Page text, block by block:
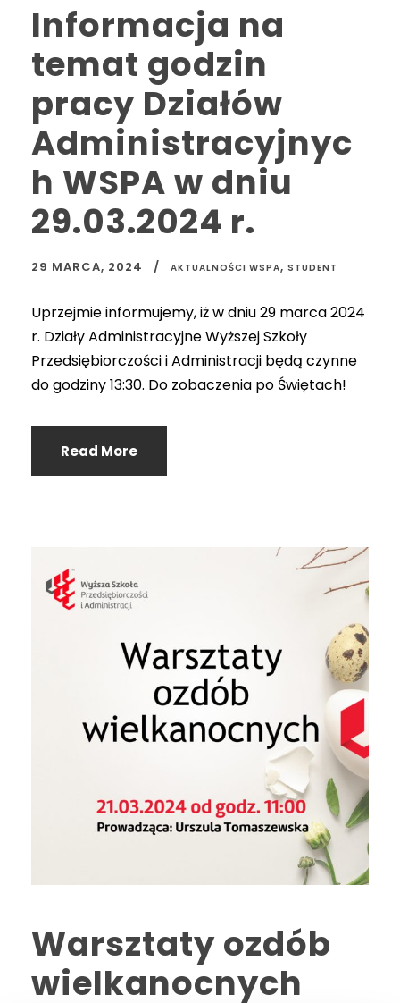
Informacja na
temat godzin
pracy Działów
Administracyjnyc
h WSPA w dniu
29.03.2024 r.
29 MARCA, 2024 AKTUALNOŚCI WSPA, STUDENT
Uprzejmie informujemy, iż w dniu 29 marca 2024
r. Działy Administracyjne Wyższej Szkoły
Przedsiębiorczości i Administracji będą czynne
do godziny 13:30. Do zobaczenia po Świętach!
Read More
Warsztaty ozdób
wielkanocnych